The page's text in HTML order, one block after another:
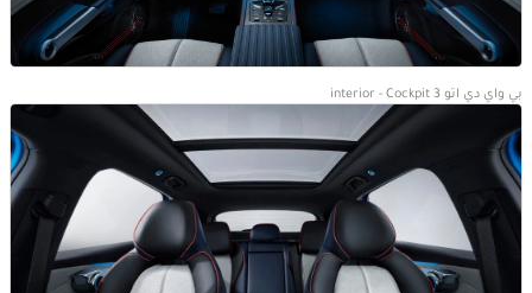
بي واي دي اتو 3 interior - Cockpit